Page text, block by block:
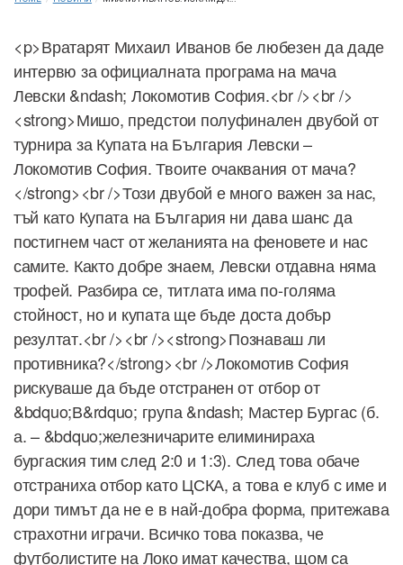
<p>Вратарят Михаил Иванов бе любезен да даде
интервю за официалната програма на мача
Левски &ndash; Локомотив София.<br /><br />
<strong>Мишо, предстои полуфинален двубой от
турнира за Купата на България Левски –
Локомотив София. Твоите очаквания от мача?
</strong><br />Този двубой е много важен за нас,
тъй като Купата на България ни дава шанс да
постигнем част от желанията на феновете и нас
самите. Както добре знаем, Левски отдавна няма
трофей. Разбира се, титлата има по-голяма
стойност, но и купата ще бъде доста добър
резултат.<br /><br /><strong>Познаваш ли
противника?</strong><br />Локомотив София
рискуваше да бъде отстранен от отбор от
&bdquo;В&rdquo; група &ndash; Мастер Бургас (б.
а. – &bdquo;железничарите елиминираха
бургаския тим след 2:0 и 1:3). След това обаче
отстраниха отбор като ЦСКА, а това е клуб с име и
дори тимът да не е в най-добра форма, притежава
страхотни играчи. Всичко това показва, че
футболистите на Локо имат качества, щом са